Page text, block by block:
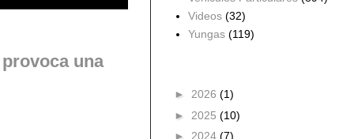
una
Videos (32)
Yungas (119)
► 2026 (1)
► 2025 (10)
► 2024 (7)